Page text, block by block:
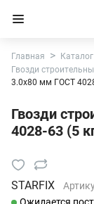
Главная Каталог
Гвозди
3.0х80 мм ГОСТ
Гвозди
4028-63 (5
STARFIX